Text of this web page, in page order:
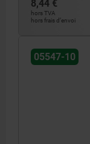
8,44 €
hors TVA
hors frais d’envoi
05547-10